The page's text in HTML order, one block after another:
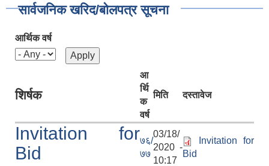
सार्वजनिक खरिद/बोलपत्र सूचना
आर्थिक वर्ष
शिर्षक
आ
र्थि
क
वर्ष
मिति दस्तावेज
Invitation for
Bid
७६/
७७
03/18/
2020 -
10:17
Invitation for
Bid